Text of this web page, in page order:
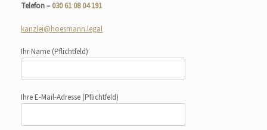
Telefon –030 61 08 04 191
kanzlei@hoesmann.legal
Ihr Name (Pflichtfeld)
Ihre E-Mail-Adresse (Pflichtfeld)